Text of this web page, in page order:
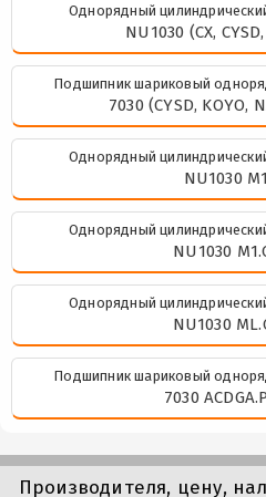
Однорядный
NU1030 (CX,
Подшипник шариковый
7030 (CYSD, KOYO,
Однорядный
NU1030
Однорядный
NU1030
Однорядный
NU1030
Подшипник шариковый
7030
Производителя, цену,